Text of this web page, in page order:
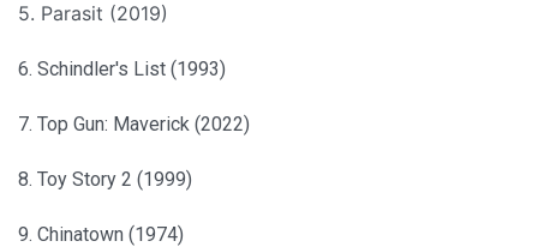
5. Parasit (2019)
6. Schindler's List (1993)
7. Top Gun: Maverick (2022)
8. Toy Story 2 (1999)
9. Chinatown (1974)